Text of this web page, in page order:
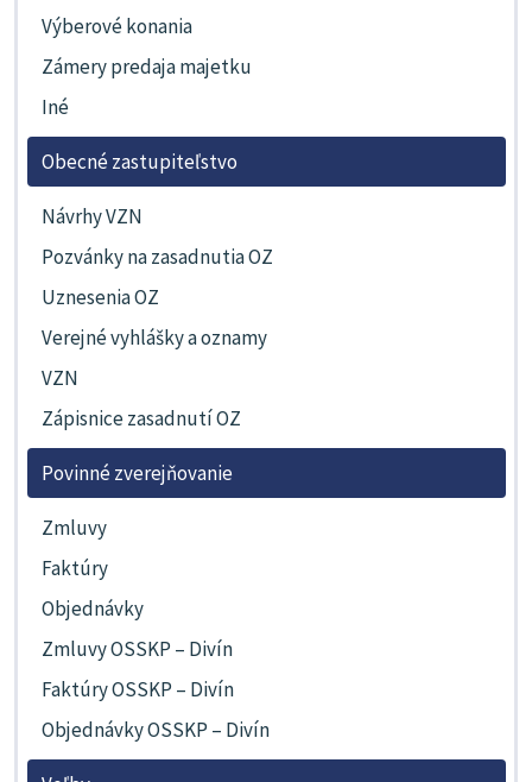
Výberové konania
Zámery predaja majetku
Iné
Obecné zastupiteľstvo
Návrhy VZN
Pozvánky na zasadnutia OZ
Uznesenia OZ
Verejné vyhlášky a oznamy
VZN
Zápisnice zasadnutí OZ
Povinné zverejňovanie
Zmluvy
Faktúry
Objednávky
Zmluvy OSSKP – Divín
Faktúry OSSKP – Divín
Objednávky OSSKP – Divín